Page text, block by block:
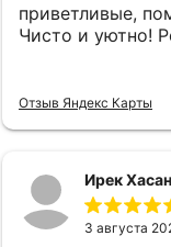
приветливые,
Чисто и уютно!
Отзыв Яндекс Карты
Ирек
3 августа